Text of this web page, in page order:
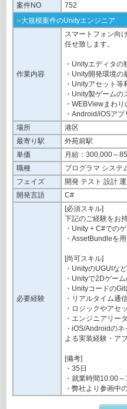
案件NO 752
»大規模案件のUnityエンジニア
作業内容
スマートフォン向
任せ致します。
・Unityエディタの
・Unity開発環境の
・Unityアセット
・Unity製ゲームの
・WEBViewまわ
・Android/iOSア
場所
港区
最寄り駅
外苑前駅
単価
月給：300,000～
職種
プログラマ システ
フェイズ
開発 テスト 設計
開発言語
C#
必要経験
[必須スキル]
下記のご経験をお
・Unity + C#での
・AssetBundleを
[尚可スキル]
・UnityのUGUIな
・Unityで2Dゲー
・Unityコードの
・リアルタイム通
・ロジックやアセ
・エンジニアリー
・iOS/Androidの
よる実装経験・ア
[備考]
・35日
・就業時間10:00
・弊社より参画中